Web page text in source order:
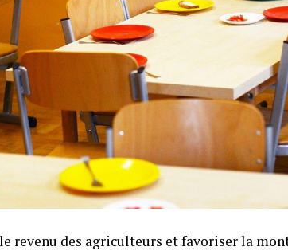
revenu des agriculteurs et favoriser la